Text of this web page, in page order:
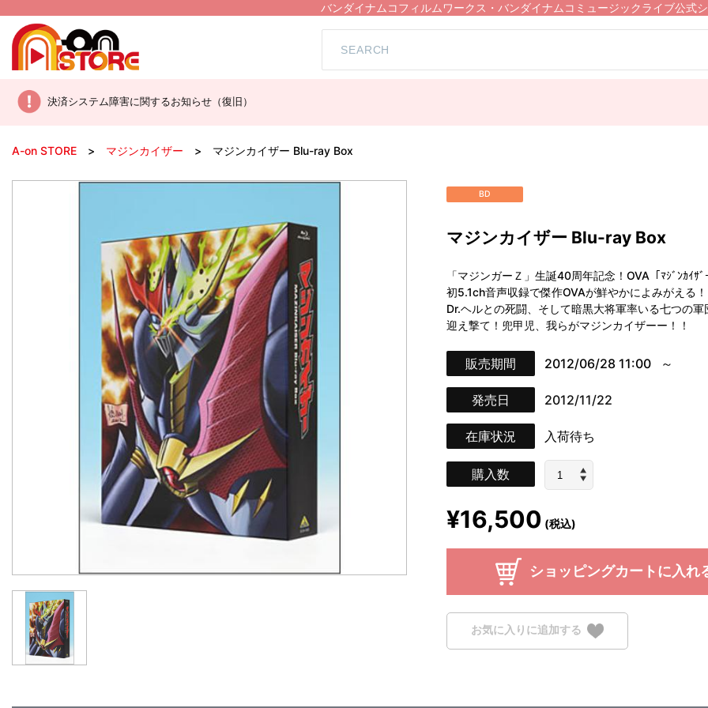
バンダイナムコフィルムワークス・バンダイナムコミュージックライブ公式
決済システム障害に関するお知らせ（復旧）
A-on STORE マジンカイザー マジンカイザー Blu-ray Box
BD
マジンカイザー Blu-ray Box
「マジンガーＺ」生誕40周年記念！OVA「ﾏｼﾞﾝｶｲｻ
初5.1ch音声収録で傑作OVAが鮮やかによみがえる！
Dr.ヘルとの死闘、そして暗黒大将軍率いる七つの
迎え撃て！兜甲児、我らがマジンカイザーー！！
販売期間 2012/06/28 11:00
発売日 2012/11/22
在庫状況 入荷待ち
購入数
¥16,500 (税込)
ショッピングカートに入れ
お気に入りに追加する